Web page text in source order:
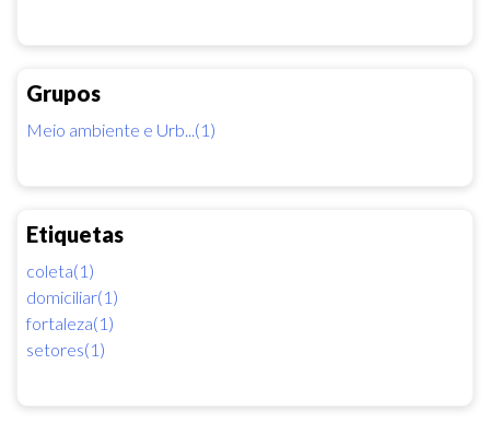
Grupos
Meio ambiente e Urb...(1)
Etiquetas
coleta(1)
domiciliar(1)
fortaleza(1)
setores(1)